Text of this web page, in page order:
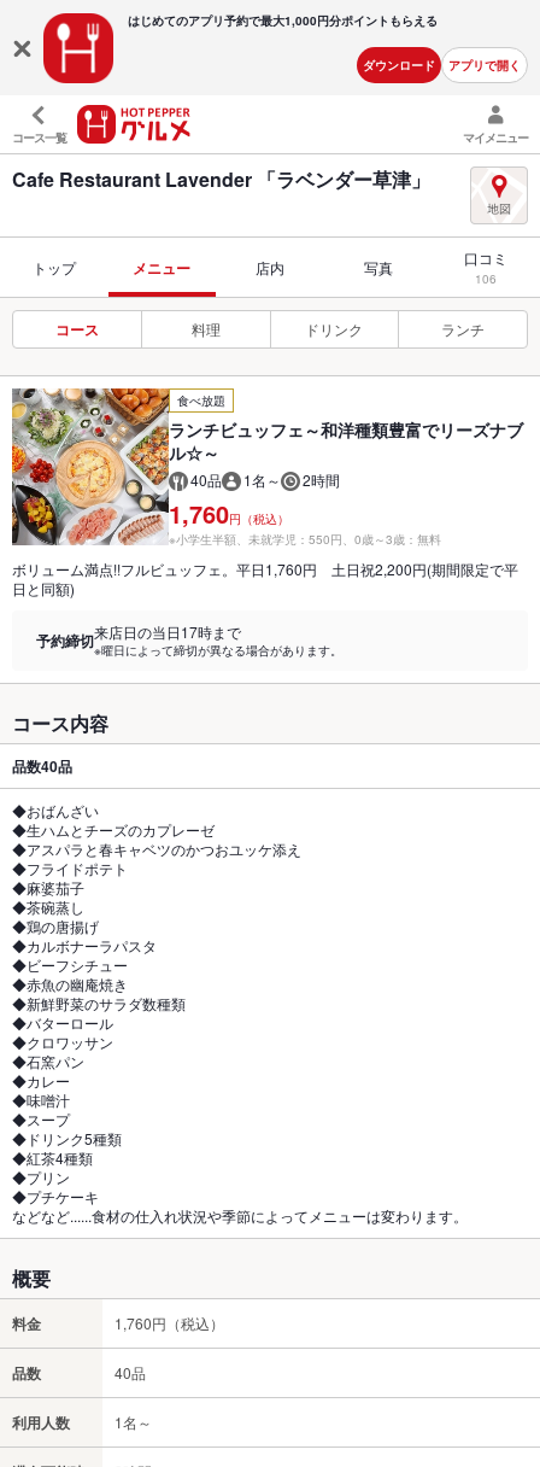
はじめてのアプリ予約で最大1,000円分ポイントもらえる
ダウンロード アプリで開く
コース一覧 マイメニュー
Cafe Restaurant Lavender 「ラベンダー草津」
トップ メニュー 店内 写真 口コミ
106
コース 料理 ドリンク ランチ
食べ放題
ランチビュッフェ～和洋種類豊富でリーズナブ
ル☆～
40品 1名～ 2時間
1,760円（税込）
※小学生半額、未就学児：550円、0歳～3歳：無料
ボリューム満点!!フルビュッフェ。平日1,760円 土日祝2,200円(期間限定で平
日と同額)
予約締切来店日の当日17時まで
※曜日によって締切が異なる場合があります。
コース内容
品数40品
◆おばんざい
◆生ハムとチーズのカプレーゼ
◆アスパラと春キャベツのかつおユッケ添え
◆フライドポテト
◆麻婆茄子
◆茶碗蒸し
◆鶏の唐揚げ
◆カルボナーラパスタ
◆ビーフシチュー
◆赤魚の幽庵焼き
◆新鮮野菜のサラダ数種類
◆バターロール
◆クロワッサン
◆石窯パン
◆カレー
◆味噌汁
◆スープ
◆ドリンク5種類
◆紅茶4種類
◆プリン
◆プチケーキ
などなど......食材の仕入れ状況や季節によってメニューは変わります。
概要
料金 1,760円（税込）
品数 40品
利用人数 1名～